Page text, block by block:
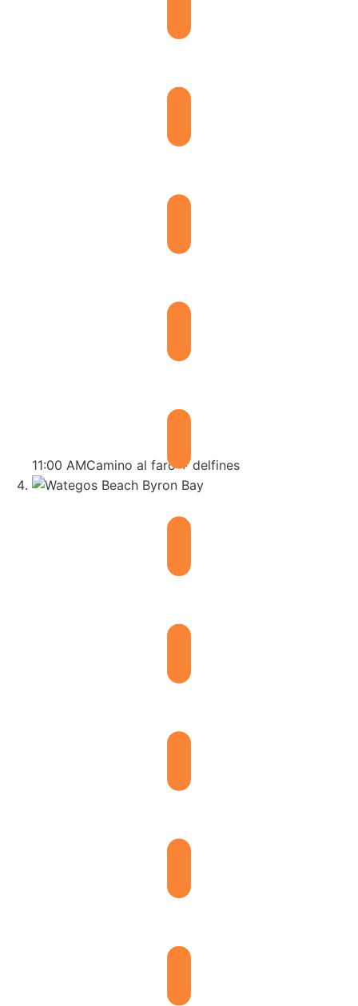
11:00 AMCamino al faro + delfines